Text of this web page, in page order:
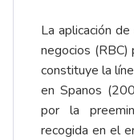
La aplicación
negocios
constituye la
en Spanos
por la
recogida en el